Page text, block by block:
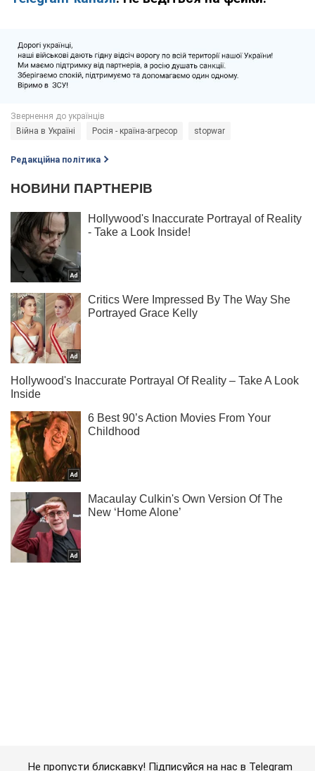
Війна в Україні Росія - країна-агресор stopwar
Редакційна політика